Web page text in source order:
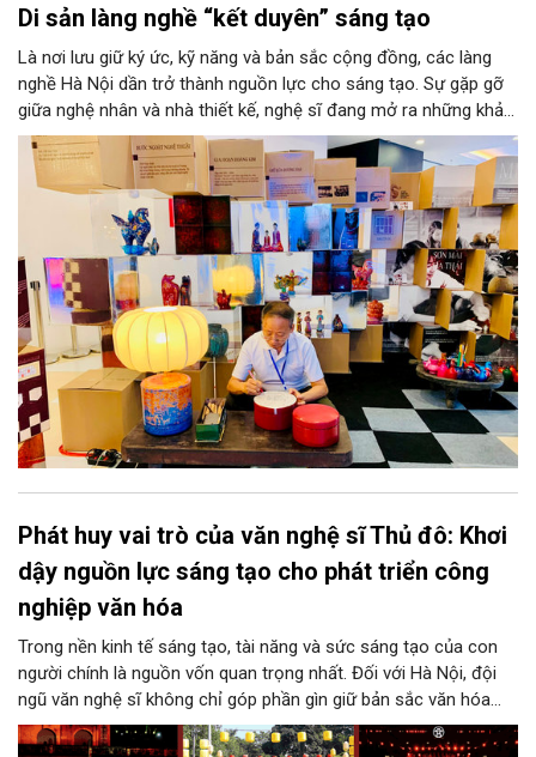
Di sản làng nghề “kết duyên” sáng tạo
Là nơi lưu giữ ký ức, kỹ năng và bản sắc cộng đồng, các làng
nghề Hà Nội dần trở thành nguồn lực cho sáng tạo. Sự gặp gỡ
giữa nghệ nhân và nhà thiết kế, nghệ sĩ đang mở ra những khả
năng phát triển mới cho thủ công đương đại trên nền tảng di
sản. Từ những cuộc “kết duyên” đầy cảm hứng ấy, Hà Nội đang
khơi thông mạch ngầm của hệ sinh thái thủ công, biến vốn cổ
thành động lực bền vững cho tương lai.
Phát huy vai trò của văn nghệ sĩ Thủ đô: Khơi
dậy nguồn lực sáng tạo cho phát triển công
nghiệp văn hóa
Trong nền kinh tế sáng tạo, tài năng và sức sáng tạo của con
người chính là nguồn vốn quan trọng nhất. Đối với Hà Nội, đội
ngũ văn nghệ sĩ không chỉ góp phần gìn giữ bản sắc văn hóa
mà còn giữ vai trò trung tâm trong quá trình hình thành các sản